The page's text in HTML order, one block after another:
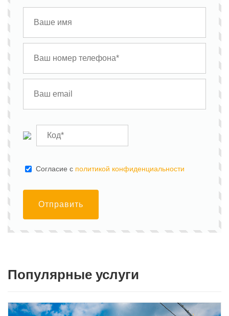
Cогласие с политикой конфиденциальности
Отправить
Популярные услуги